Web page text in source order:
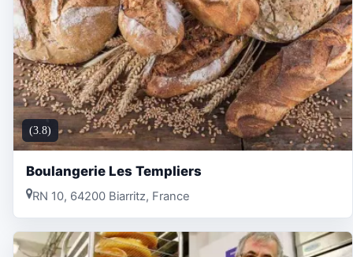
(3.8)
Boulangerie Les Templiers
RN 10, 64200 Biarritz, France